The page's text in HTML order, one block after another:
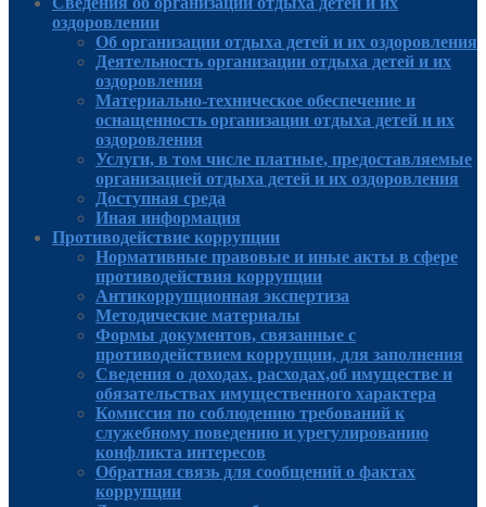
оздоровлении
Об организации отдыха детей и их оздоровления
Деятельность организации отдыха детей и их
оздоровления
Материально-техническое обеспечение и
оснащенность организации отдыха детей и их
оздоровления
Услуги, в том числе платные, предоставляемые
организацией отдыха детей и их оздоровления
Доступная среда
Иная информация
Противодействие коррупции
Нормативные правовые и иные акты в сфере
противодействия коррупции
Антикоррупционная экспертиза
Методические материалы
Формы документов, связанные с
противодействием коррупции, для заполнения
Сведения о доходах, расходах,об имуществе и
обязательствах имущественного характера
Комиссия по соблюдению требований к
служебному поведению и урегулированию
конфликта интересов
Обратная связь для сообщений о фактах
коррупции